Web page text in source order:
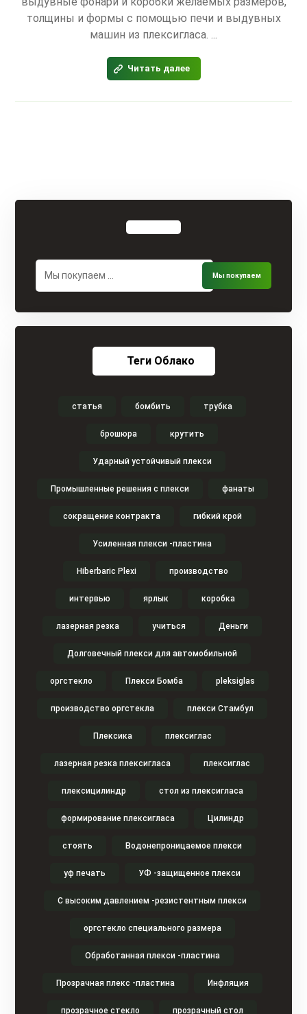
толщины и формы с помощью печи и выдувных
машин из плексигласа. ...
Читать далее
Теги Облако
статья бомбить трубка
брошюра крутить
Ударный устойчивый плекси
Промышленные решения с плекси фанаты
сокращение контракта гибкий крой
Усиленная плекси -пластина
Hiberbaric Plexi производство
интервью ярлык коробка
лазерная резка учиться Деньги
Долговечный плекси для автомобильной
оргстекло Плекси Бомба pleksiglas
производство оргстекла плекси Стамбул
Плексика плексиглас
лазерная резка плексигласа плексиглас
плексицилиндр стол из плексигласа
формирование плексигласа Цилиндр
стоять Водонепроницаемое плекси
уф печать УФ -защищенное плекси
С высоким давлением -резистентным плекси
оргстекло специального размера
Обработанная плекси -пластина
Прозрачная плекс -пластина Инфляция
прозрачное стекло прозрачный стол